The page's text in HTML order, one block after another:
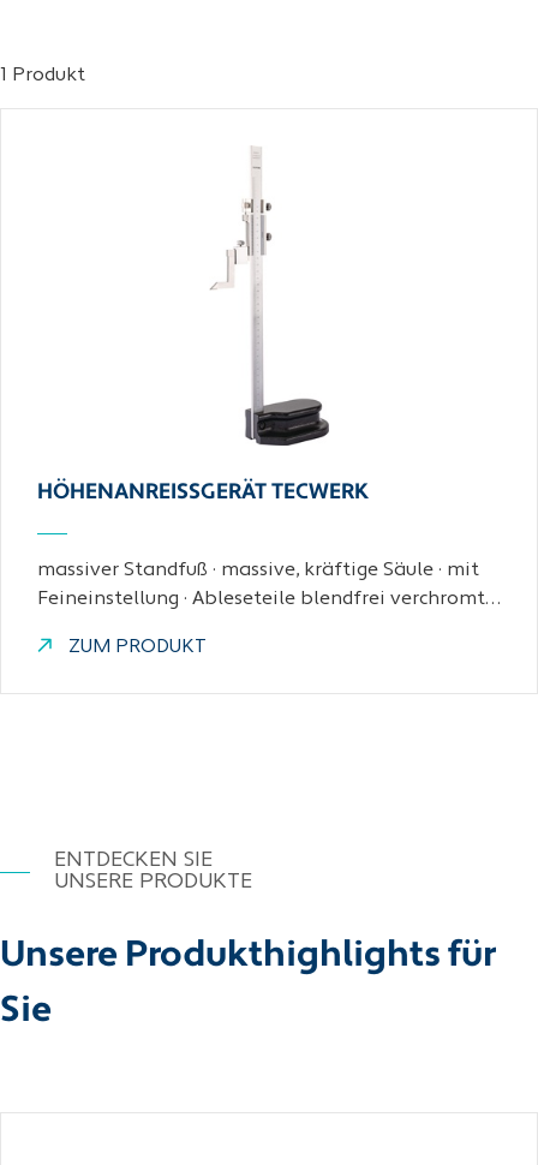
1 Produkt
HÖHENANREISSGERÄT TECWERK
massiver Standfuß · massive, kräftige Säule · mit
Feineinstellung · Ableseteile blendfrei verchromt…
ZUM PRODUKT
ENTDECKEN SIE
UNSERE PRODUKTE
Unsere Produkthighlights für
Sie